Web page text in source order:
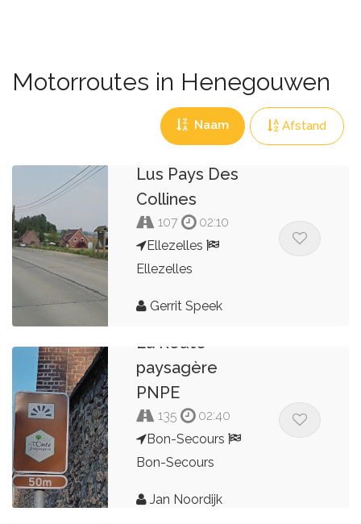
Motorroutes in Henegouwen
Naam Afstand
Lus Pays Des
Collines
107
02:10
Ellezelles
Ellezelles
Gerrit Speek
La Route
paysagère
PNPE
135
02:40
Bon-Secours
Bon-Secours
Jan Noordijk